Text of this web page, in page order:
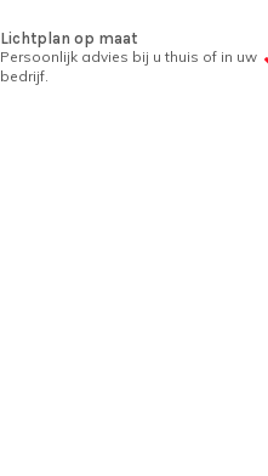
Lichtplan op maat
Persoonlijk advies bij u thuis of in uw
bedrijf.